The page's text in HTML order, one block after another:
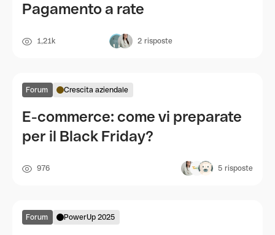
Pagamento a rate
1,21k 2 risposte
Forum Crescita aziendale
E-commerce: come vi preparate
per il Black Friday?
976 5 risposte
Forum PowerUp 2025